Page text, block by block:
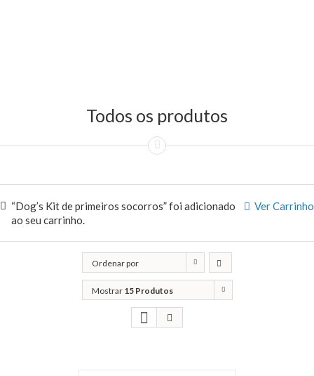
Todos os produtos
Ver Carrinho
“Dog’s Kit de primeiros socorros” foi adicionado
ao seu carrinho.
Ordenar por
Popularidade
Mostrar 15 Produtos